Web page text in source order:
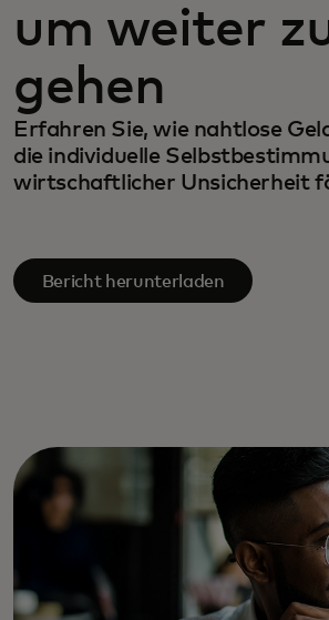
Neuigkeiten und
um weiter
gehen
Erfahren Sie, wie nahtlose
die individuelle
wirtschaftlicher Unsicherheit
Bericht herunterladen